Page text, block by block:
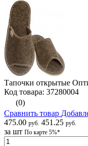
Тапочки открытые
Код товара: 37280004
(0)
Сравнить товар
475.00 руб. 451.25 руб.
за шт По карте 5%*